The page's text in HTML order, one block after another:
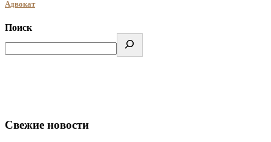
Адвокат
Поиск
Свежие новости